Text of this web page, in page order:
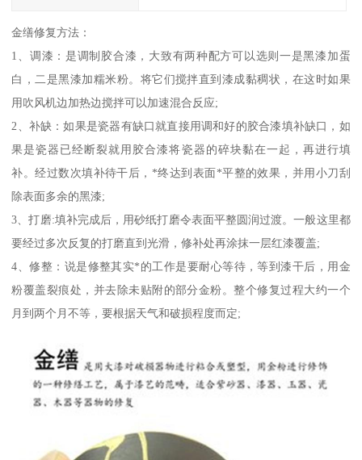
金缮修复方法：
1、调漆：是调制胶合漆，大致有两种配方可以选则一是黑漆加蛋
白，二是黑漆加糯米粉。将它们搅拌直到漆成黏稠状，在这时如果
用吹风机边加热边搅拌可以加速混合反应;
2、补缺：如果是瓷器有缺口就直接用调和好的胶合漆填补缺口，如
果是瓷器已经断裂就用胶合漆将瓷器的碎块黏在一起，再进行填
补。经过数次填补待干后，*终达到表面*平整的效果，并用小刀刮
除表面多余的黑漆;
3、打磨:填补完成后，用砂纸打磨令表面平整圆润过渡。一般这里都
要经过多次反复的打磨直到光滑，修补处再涂抹一层红漆覆盖;
4、修整：说是修整其实*的工作是要耐心等待，等到漆干后，用金
粉覆盖裂痕处，并去除未贴附的部分金粉。整个修复过程大约一个
月到两个月不等，要根据天气和破损程度而定;